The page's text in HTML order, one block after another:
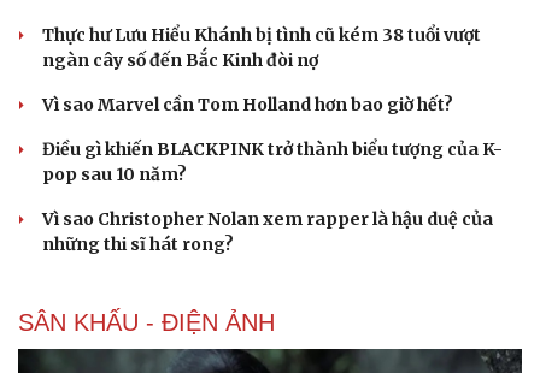
Thực hư Lưu Hiểu Khánh bị tình cũ kém 38 tuổi vượt
ngàn cây số đến Bắc Kinh đòi nợ
Vì sao Marvel cần Tom Holland hơn bao giờ hết?
Điều gì khiến BLACKPINK trở thành biểu tượng của K-
pop sau 10 năm?
Vì sao Christopher Nolan xem rapper là hậu duệ của
những thi sĩ hát rong?
SÂN KHẤU - ĐIỆN ẢNH